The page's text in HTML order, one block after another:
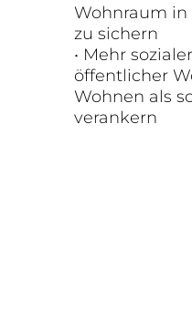
Wohnraum in
zu sichern
• Mehr
öffentlicher
Wohnen als
verankern